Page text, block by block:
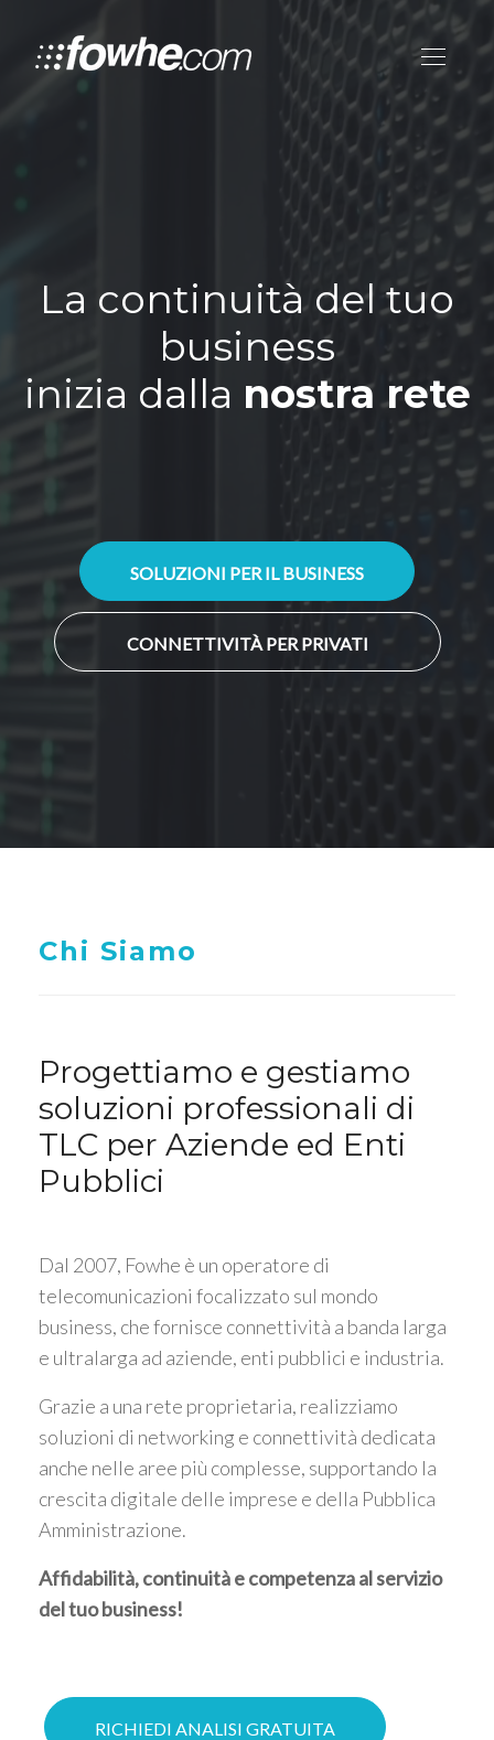
La continuità del tuo
business
inizia dalla nostra rete
SOLUZIONI PER IL BUSINESS
CONNETTIVITÀ PER PRIVATI
Chi Siamo
Progettiamo e gestiamo
soluzioni professionali di
TLC per Aziende ed Enti
Pubblici
Dal 2007, Fowhe è un operatore di
telecomunicazioni focalizzato sul mondo
business, che fornisce connettività a banda larga
e ultralarga ad aziende, enti pubblici e industria.
Grazie a una rete proprietaria, realizziamo
soluzioni di networking e connettività dedicata
anche nelle aree più complesse, supportando la
crescita digitale delle imprese e della Pubblica
Amministrazione.
Affidabilità, continuità e competenza al servizio
del tuo business!
RICHIEDI ANALISI GRATUITA